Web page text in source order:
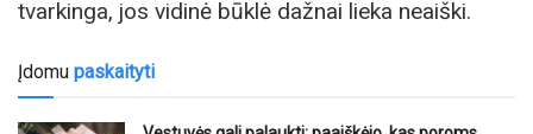
tvarkinga, jos vidinė būklė dažnai lieka neaiški.
Įdomu paskaityti